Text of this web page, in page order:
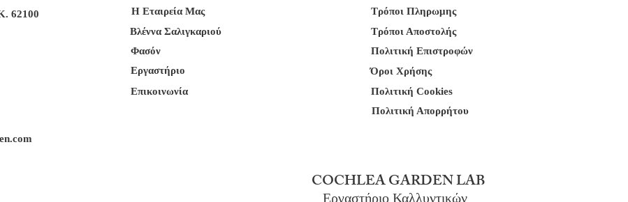
62100
Η Εταιρεία Μας
Βλέννα Σαλιγκαριού
Φασόν
Εργαστήριο
Επικοινωνία
Τρόποι Πληρωμης
Τρόποι Αποστολής
Πολιτική Επιστροφών
Όροι Χρήσης
Πολιτική Cookies
Πολιτική Απορρήτου
COCHLEA GARDEN LAB
Εργαστήριο Καλλυντικών